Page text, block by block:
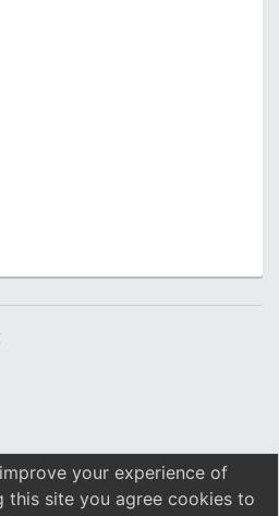
your experience of
this site you agree cookies to